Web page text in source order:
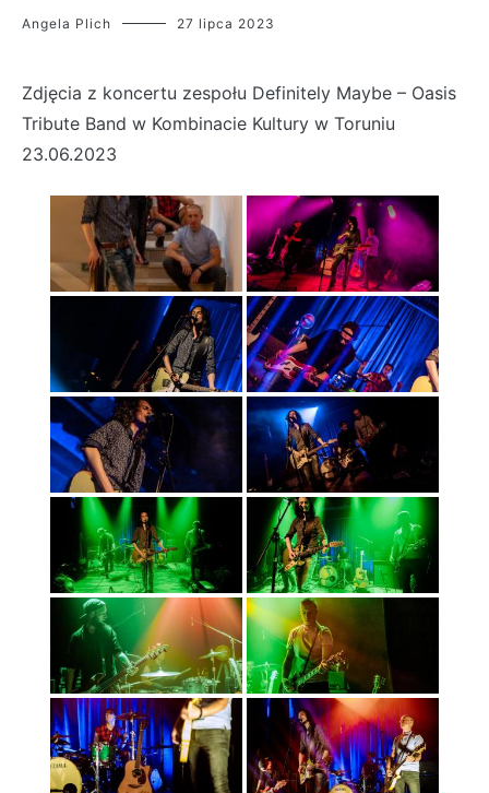
Angela Plich 27 lipca 2023
Zdjęcia z koncertu zespołu Definitely Maybe – Oasis
Tribute Band w Kombinacie Kultury w Toruniu
23.06.2023